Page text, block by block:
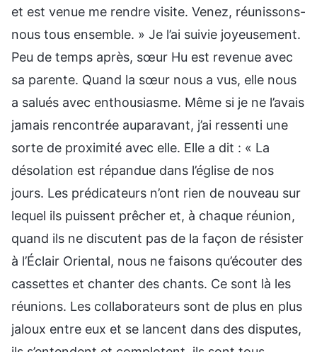
et est venue me rendre visite. Venez, réunissons-
nous tous ensemble. » Je l’ai suivie joyeusement.
Peu de temps après, sœur Hu est revenue avec
sa parente. Quand la sœur nous a vus, elle nous
a salués avec enthousiasme. Même si je ne l’avais
jamais rencontrée auparavant, j’ai ressenti une
sorte de proximité avec elle. Elle a dit : « La
désolation est répandue dans l’église de nos
jours. Les prédicateurs n’ont rien de nouveau sur
lequel ils puissent prêcher et, à chaque réunion,
quand ils ne discutent pas de la façon de résister
à l’Éclair Oriental, nous ne faisons qu’écouter des
cassettes et chanter des chants. Ce sont là les
réunions. Les collaborateurs sont de plus en plus
jaloux entre eux et se lancent dans des disputes,